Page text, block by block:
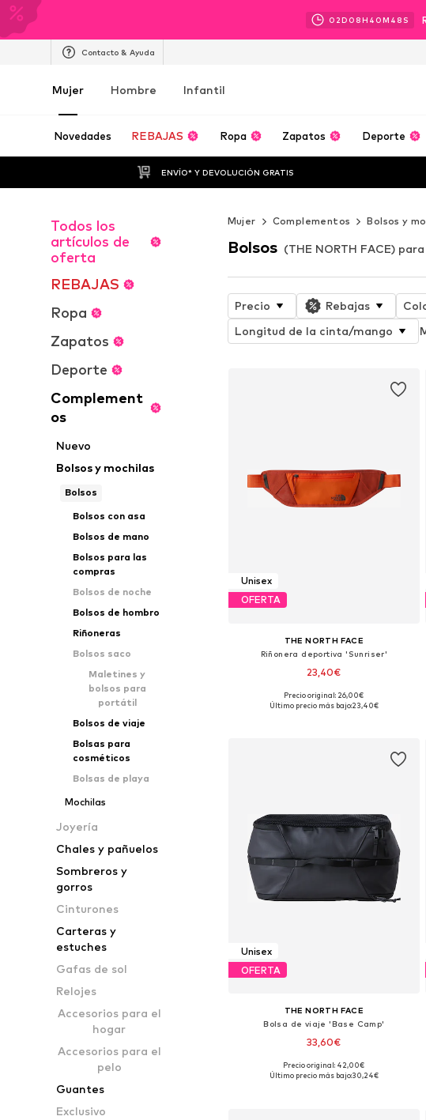
02D 08H 40M 47 S
Contacto & Ayuda
Mujer Hombre Infantil
Novedades REBAJAS Ropa Zapatos Deporte
ENVÍO* Y DEVOLUCIÓN GRATIS
Todos los
artículos de
oferta
REBAJAS
Ropa
Zapatos
Deporte
Complement
os
Nuevo
Bolsos y mochilas
Bolsos
Bolsos con asa
Bolsos de mano
Bolsos para las
compras
Bolsos de noche
Bolsos de hombro
Riñoneras
Bolsos saco
Maletines y
bolsos para
portátil
Bolsos de viaje
Bolsas para
cosméticos
Bolsas de playa
Mochilas
Joyería
Chales y pañuelos
Sombreros y
gorros
Cinturones
Carteras y
estuches
Gafas de sol
Relojes
Accesorios para el
hogar
Accesorios para el
pelo
Guantes
Exclusivo
Mujer Complementos Bolsos y
Bolsos (THE NORTH FACE)
Precio Rebajas
Longitud de la cinta/mango
Unisex
OFERTA
THE NORTH FACE
Riñonera deportiva 'Sunriser'
23,40€
Tallas disponibles: One Size
Precio original: 26,00€
Último precio más bajo:23,40€
Unisex
OFERTA
THE NORTH FACE
Bolsa de viaje 'Base Camp'
33,60€
Tallas disponibles: One Size
Precio original: 42,00€
Último precio más bajo:30,24€